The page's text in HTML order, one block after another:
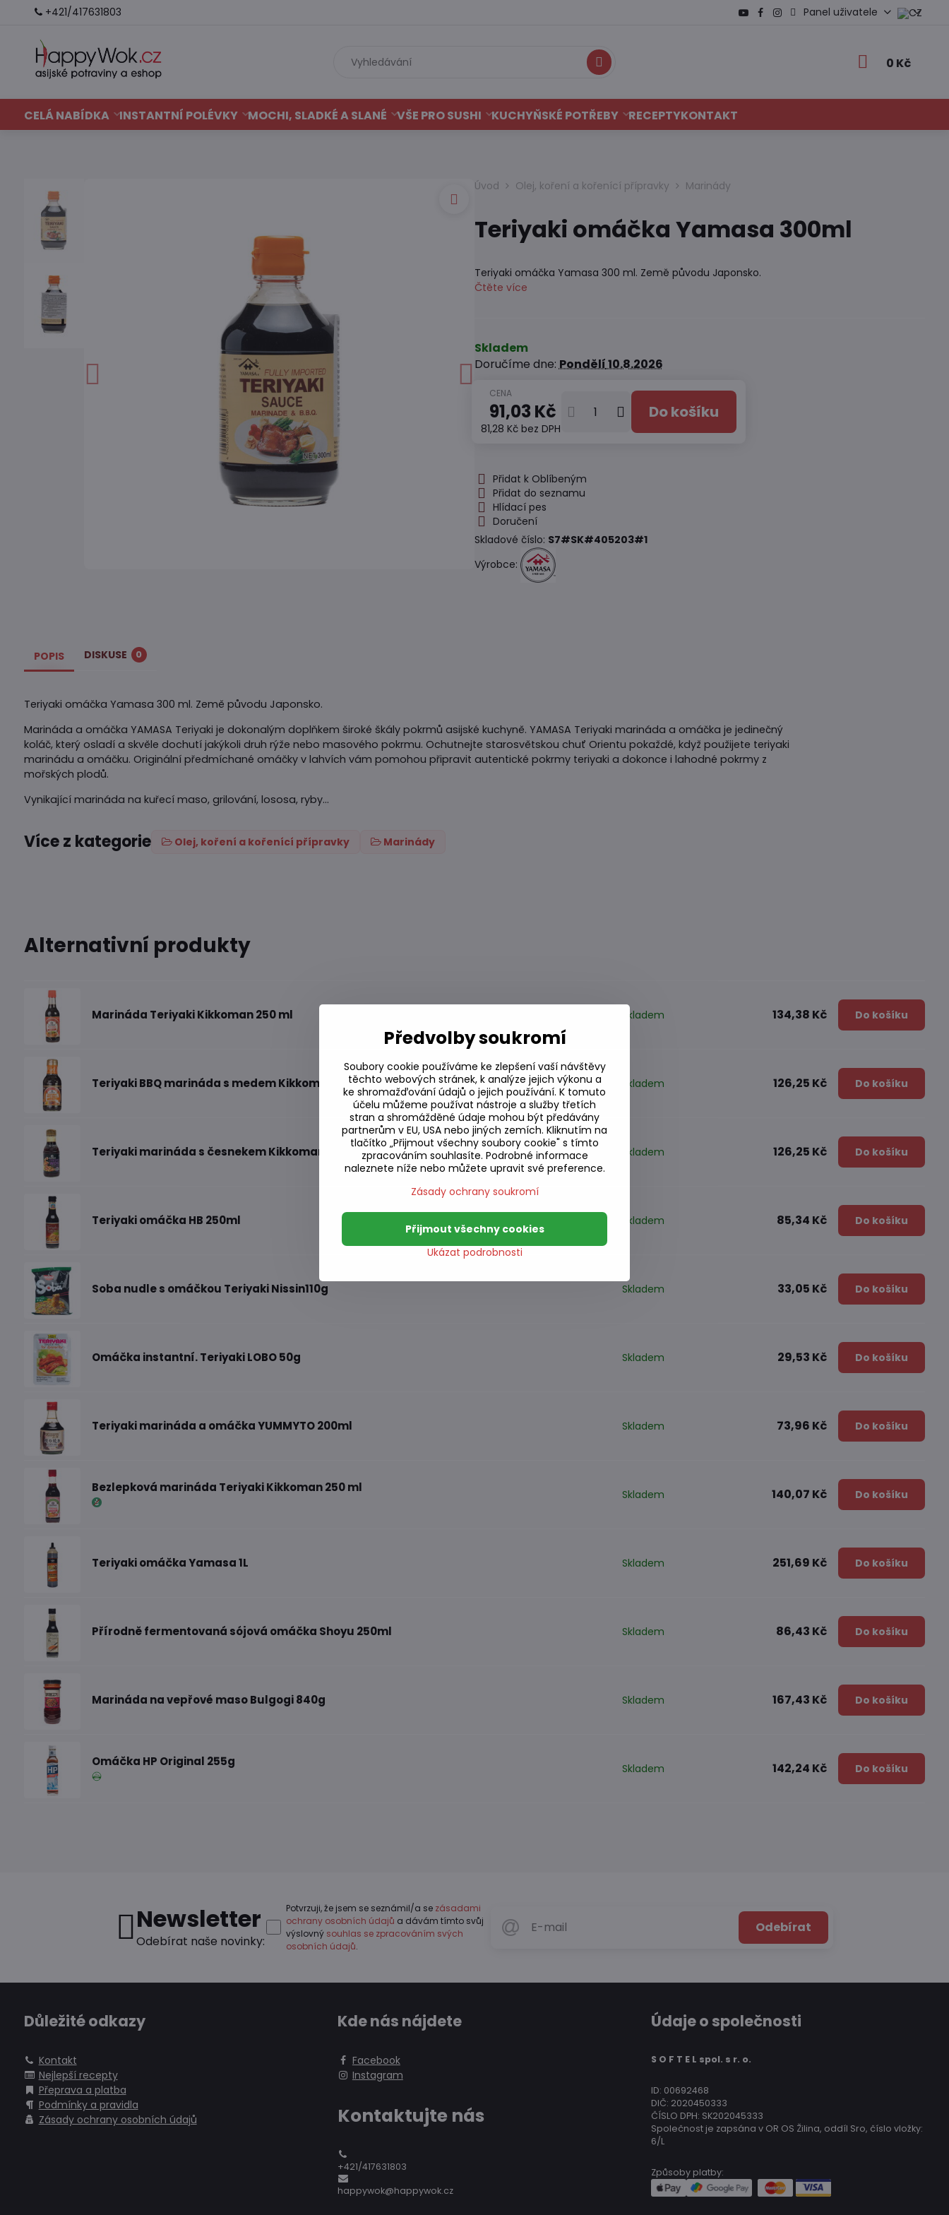
+421/417631803 Panel uživatele
Hledat 0 Kč
CELÁ NABÍDKA INSTANTNÍ POLÉVKY MOCHI, SLADKÉ A SLANÉ VŠE PRO SUSHI KUCHYŇSKÉ POTŘEBY RECEPTYKONTAKT
Úvod Olej, koření a kořenící přípravky Marinády
Teriyaki omáčka Yamasa 300ml
Teriyaki omáčka Yamasa 300 ml. Země původu Japonsko.
Čtěte více
Skladem
Doručíme dne:Pondělí10.8.2026
91,03 Kč
81,28 Kč bez DPH
Do košíku
Přidat k Oblíbeným
Přidat do seznamu
Hlídací pes
Doručení
Skladové číslo: S7#SK#405203#1
Výrobce:
POPIS DISKUSE 0
Teriyaki omáčka Yamasa 300 ml. Země původu Japonsko.
Marináda a omáčka YAMASA Teriyaki je dokonalým doplňkem široké škály pokrmů asijské kuchyně. YAMASA Teriyaki marináda a omáčka je jedinečný
koláč, který osladí a skvěle dochutí jakýkoli druh rýže nebo masového pokrmu. Ochutnejte starosvětskou chuť Orientu pokaždé, když použijete teriyaki
marinádu a omáčku. Originální předmíchané omáčky v lahvích vám pomohou připravit autentické pokrmy teriyaki a dokonce i lahodné pokrmy z
mořských plodů.
Vynikající marináda na kuřecí maso, grilování, lososa, ryby...
Více z kategorie Olej, koření a kořenící přípravky Marinády
Alternativní produkty
Marináda Teriyaki Kikkoman 250 ml Skladem 134,38 Kč Do košíku
Teriyaki BBQ marináda s medem Kikkoman 250ml Skladem 126,25 Kč Do košíku
Teriyaki marináda s česnekem Kikkoman 250ml Skladem 126,25 Kč Do košíku
Teriyaki omáčka HB 250ml Skladem 85,34 Kč Do košíku
Soba nudle s omáčkou Teriyaki Nissin110g Skladem 33,05 Kč Do košíku
Omáčka instantní. Teriyaki LOBO 50g Skladem 29,53 Kč Do košíku
Teriyaki marináda a omáčka YUMMYTO 200ml Skladem 73,96 Kč Do košíku
Bezlepková marináda Teriyaki Kikkoman 250 ml Skladem 140,07 Kč Do košíku
Teriyaki omáčka Yamasa 1L Skladem 251,69 Kč Do košíku
Přírodně fermentovaná sójová omáčka Shoyu 250ml Skladem 86,43 Kč Do košíku
Marináda na vepřové maso Bulgogi 840g Skladem 167,43 Kč Do košíku
Omáčka HP Original 255g Skladem 142,24 Kč Do košíku
Newsletter
Odebírat naše novinky:
Odebírat
Potvrzuji, že jsem se seznámil/a se zásadami
ochrany osobních údajů a dávám tímto svůj
výslovný souhlas se zpracováním svých
osobních údajů.
Důležité odkazy
Kontakt
Nejlepší recepty
Přeprava a platba
Podmínky a pravidla
Zásady ochrany osobních údajů
Kde nás nájdete
Facebook
Instagram
Kontaktujte nás
+421/417631803
happywok@happywok.cz
Údaje o společnosti
S O F T E L spol. s r. o.
ID: 00692468
DIČ: 2020450333
ČÍSLO DPH: SK202045333
Společnost je zapsána v OR OS Žilina, oddíl Sro, číslo vložky:
6/L
Způsoby platby:
Předvolby soukromí
Soubory cookie používáme ke zlepšení vaší návštěvy
těchto webových stránek, k analýze jejich výkonu a
ke shromažďování údajů o jejich používání. K tomuto
účelu můžeme používat nástroje a služby třetích
stran a shromážděné údaje mohou být předávány
partnerům v EU, USA nebo jiných zemích. Kliknutím na
tlačítko „Přijmout všechny soubory cookie" s tímto
zpracováním souhlasíte. Podrobné informace
naleznete níže nebo můžete upravit své preference.
Zásady ochrany soukromí
Ukázat podrobnosti
Přijmout všechny cookies